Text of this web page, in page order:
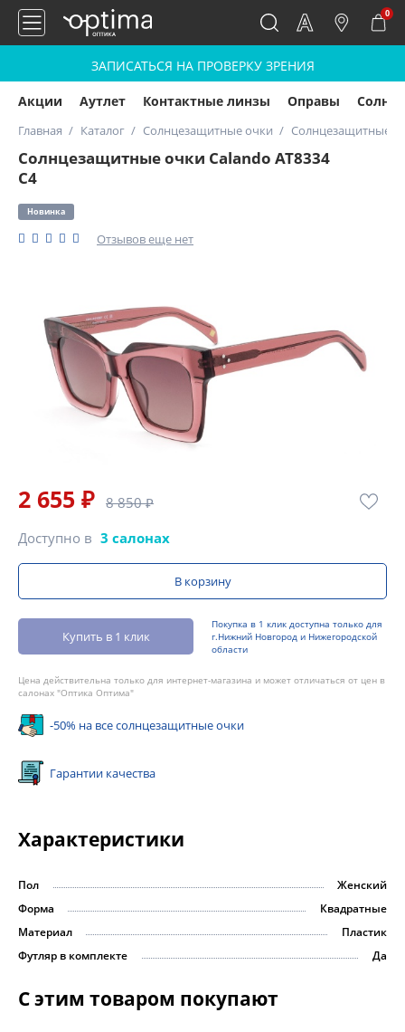
0
ЗАПИСАТЬСЯ НА ПРОВЕРКУ ЗРЕНИЯ
Акции Аутлет Контактные линзы Оправы
Главная Каталог Солнцезащитные очки Солнцезащитные
Солнцезащитные очки Calando AT8334
C4
Новинка
Отзывов еще нет
2 655 ₽ 8 850 ₽
Доступно в 3 салонах
В корзину
Купить в 1 клик
Покупка в 1 клик доступна только для
г.Нижний Новгород и Нижегородской
области
Цена действительна только для интернет-магазина и может отличаться от цен в
салонах "Оптика Оптима"
-50% на все солнцезащитные очки
Гарантии качества
Характеристики
Пол
Женский
Форма
Квадратные
Материал
Пластик
Футляр в комплекте
Да
С этим товаром покупают